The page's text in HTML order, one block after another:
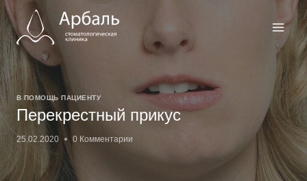
Перейти
к
содержимому
В ПОМОЩЬ ПАЦИЕНТУ
Перекрестный прикус
25.02.2020 0 Комментарии